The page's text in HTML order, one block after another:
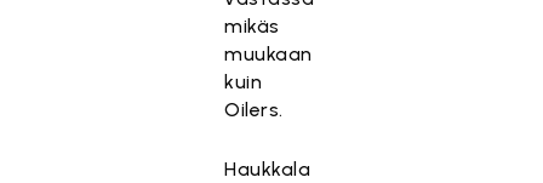
mikäs
muukaan
kuin
Oilers.
Haukkala